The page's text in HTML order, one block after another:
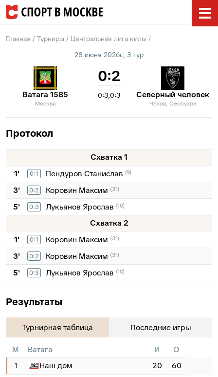
Главная Турниры
Центральная лига килы
28 июня 2026г., 3 тур
Ватага 1585
Москва
0:2
0:3 0:3 Северный человек
Чехов, Серпухов
Протокол
Схватка 1
1'
0:1 Пендуров Станислав (9)
3' 0:2 Коровин Максим (31)
5' 0:3 Лукьянов Ярослав (10)
Схватка 2
1'
0:1 Коровин Максим (31)
3' 0:2 Коровин Максим (31)
5' 0:3 Лукьянов Ярослав (10)
Результаты
Турнирная таблица Последние игры
М Ватага И
О
1
Наш дом 20
60